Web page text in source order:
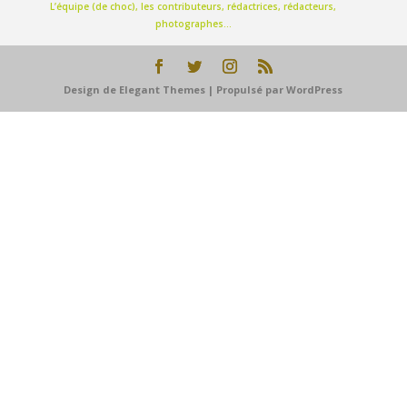
L’équipe (de choc), les contributeurs, rédactrices, rédacteurs,
photographes…
Design de Elegant Themes | Propulsé parWordPress